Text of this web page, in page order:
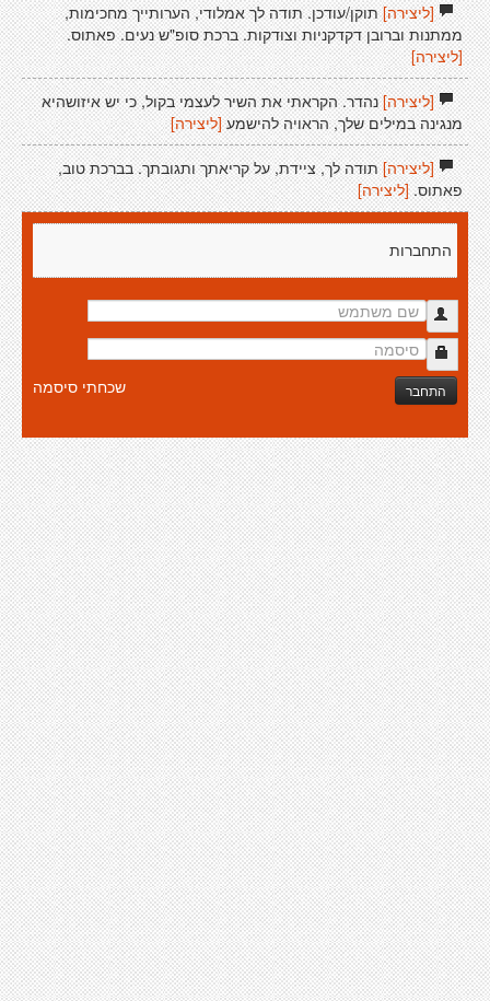
[ליצירה]תוקן/עודכן. תודה לך אמלודי, הערותייך מחכימות,
ממתנות וברובן דקדקניות וצודקות. ברכת סופ"ש נעים. פאתוס.
[ליצירה]
[ליצירה]נהדר. הקראתי את השיר לעצמי בקול, כי יש איזושהיא
מנגינה במילים שלך, הראויה להישמע [ליצירה]
[ליצירה]תודה לך, ציידת, על קריאתך ותגובתך. בברכת טוב,
פאתוס. [ליצירה]
התחברות
התחבר שכחתי סיסמה